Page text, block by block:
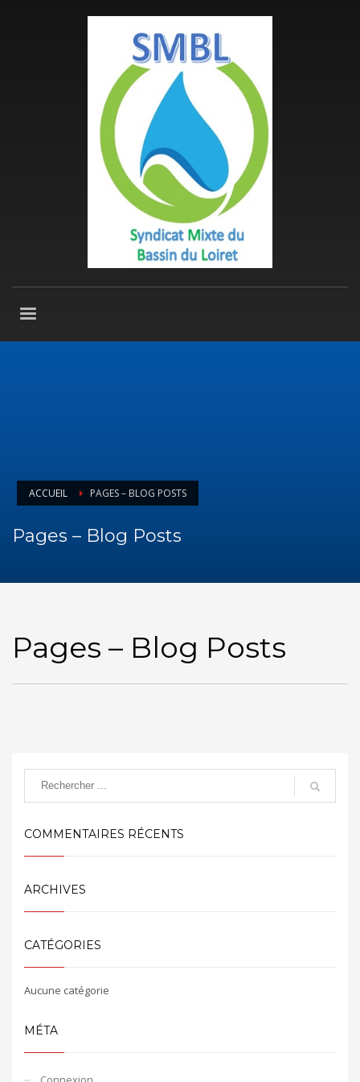
ACCUEIL PAGES – BLOG POSTS
Pages – Blog Posts
Pages – Blog Posts
COMMENTAIRES RÉCENTS
ARCHIVES
CATÉGORIES
Aucune catégorie
MÉTA